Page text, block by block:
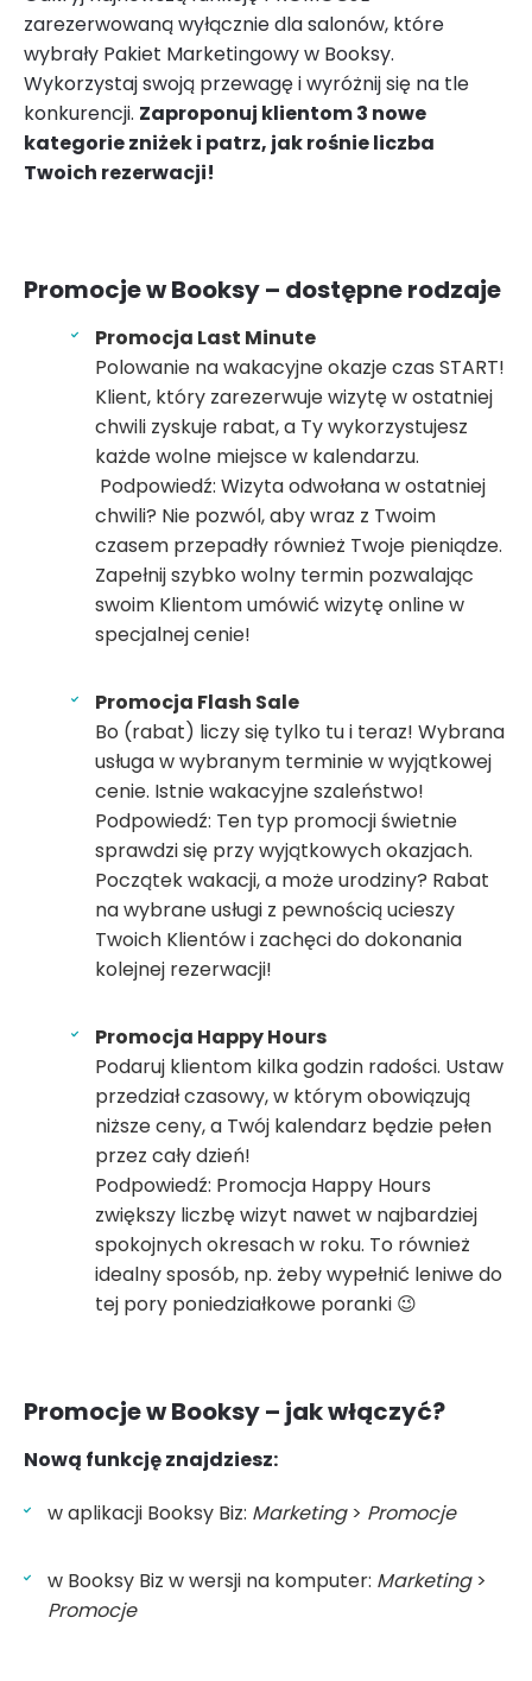
zarezerwowaną wyłącznie dla salonów, które
wybrały Pakiet Marketingowy w Booksy.
Wykorzystaj swoją przewagę i wyróżnij się na tle
konkurencji. Zaproponuj klientom 3 nowe
kategorie zniżek i patrz, jak rośnie liczba
Twoich rezerwacji!
Promocje w Booksy – dostępne rodzaje
Promocja Last Minute
Polowanie na wakacyjne okazje czas START!
Klient, który zarezerwuje wizytę w ostatniej
chwili zyskuje rabat, a Ty wykorzystujesz
każde wolne miejsce w kalendarzu.
Podpowiedź: Wizyta odwołana w ostatniej
chwili? Nie pozwól, aby wraz z Twoim
czasem przepadły również Twoje pieniądze.
Zapełnij szybko wolny termin pozwalając
swoim Klientom umówić wizytę online w
specjalnej cenie!
Promocja Flash Sale
Bo (rabat) liczy się tylko tu i teraz! Wybrana
usługa w wybranym terminie w wyjątkowej
cenie. Istnie wakacyjne szaleństwo!
Podpowiedź: Ten typ promocji świetnie
sprawdzi się przy wyjątkowych okazjach.
Początek wakacji, a może urodziny? Rabat
na wybrane usługi z pewnością ucieszy
Twoich Klientów i zachęci do dokonania
kolejnej rezerwacji!
Promocja Happy Hours
Podaruj klientom kilka godzin radości. Ustaw
przedział czasowy, w którym obowiązują
niższe ceny, a Twój kalendarz będzie pełen
przez cały dzień!
Podpowiedź: Promocja Happy Hours
zwiększy liczbę wizyt nawet w najbardziej
spokojnych okresach w roku. To również
idealny sposób, np. żeby wypełnić leniwe do
tej pory poniedziałkowe poranki 😉
Promocje w Booksy – jak włączyć?
Nową funkcję znajdziesz:
w aplikacji Booksy Biz: Marketing> Promocje
w Booksy Biz w wersji na komputer: Marketing>
Promocje